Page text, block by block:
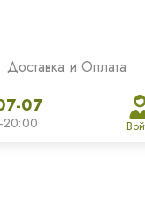
Доставка и Оплата
07
20:00